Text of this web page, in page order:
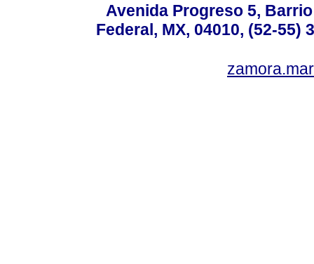
Avenida Progreso 5,
Federal, MX, 04010, (52-55)